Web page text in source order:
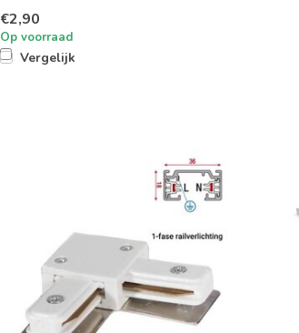
€2,90
Op voorraad
Vergelijk